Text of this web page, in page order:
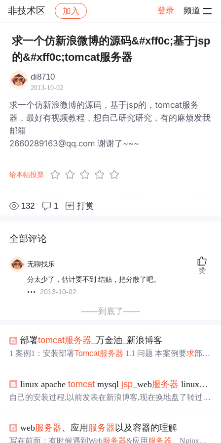
非技术区 加入 登录 频道
社区 非技术区 帖子详情
求一个仿新浪微博的源码&#xff0c;基于jsp
的&#xff0c;tomcat服务器
di8710
2013-10-02
求一个仿新浪微博的源码，基于jsp的，tomcat服务
器，最好有视频教程，想自己研究研究，有的麻烦发我
邮箱
2660289163@qq.com 谢谢了~~~
给本帖投票
132 1 打赏
全部评论
无聊找乐
分太少了，估计要不到 结贴，把分散了吧。
2013-10-02
赞
——到底了——
部署tomcat服务器 _万金油_新浪博客
1 案例1：安装部署Tomcat服务器 1.1 问题 本案例要求部署
，显示服务器 当前时间 然后客户机访问此Web服务器验证
效果： 使用火狐浏览器访问Tomcat服务器的8080端口，浏
linux apachetomcat mysql jsp _web服务器 linux+apache+
自己的安装过程,以前发表在新浪博客,现在换地盘了转过
西也不是那么费力了1 装jdkjdk-6u3-linux-i586.bin#chmod u+
x jdk-6u3-linux-i586.bin#./jdk-6u3-linux-i586.binln -s /usr/local/
web服务器、应用 服务器 以及容器的理解
写在前面：有时候遇到Web服务器&应用 服务器 、Nginx&T